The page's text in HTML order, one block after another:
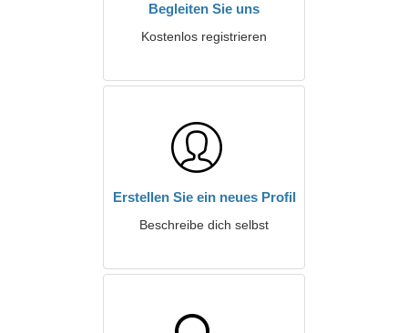
Begleiten Sie uns
Kostenlos registrieren
Erstellen Sie ein neues Profil
Beschreibe dich selbst